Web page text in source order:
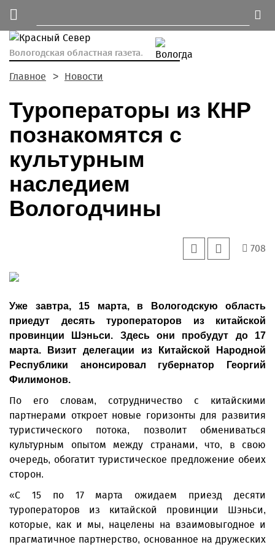
Вологодская областная газета.
Главное Новости
Туроператоры из КНР
познакомятся с
культурным
наследием
Вологодчины
708
Уже завтра, 15 марта, в Вологодскую область
приедут десять туроператоров из китайской
провинции Шэньси. Здесь они пробудут до 17
марта. Визит делегации из Китайской Народной
Республики анонсировал губернатор Георгий
Филимонов.
По его словам, сотрудничество с китайскими
партнерами откроет новые горизонты для развития
туристического потока, позволит обмениваться
культурным опытом между странами, что, в свою
очередь, обогатит туристическое предложение обеих
сторон.
«С 15 по 17 марта ожидаем приезд десяти
туроператоров из китайской провинции Шэньси,
которые, как и мы, нацелены на взаимовыгодное и
прагматичное партнерство, основанное на дружеских